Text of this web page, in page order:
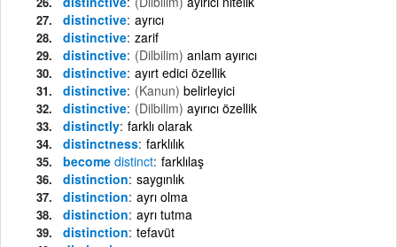
distinctive ayrıcı
distinctive zarif
distinctive (Dilbilim) anlam ayırıcı
distinctive ayırt edici özellik
distinctive (Kanun) belirleyici
distinctive (Dilbilim) ayırıcı özellik
distinctly farklı olarak
distinctness farklılık
become distinct farklılaş
distinction saygınlık
distinction ayrı olma
distinction ayrı tutma
distinction tefavüt